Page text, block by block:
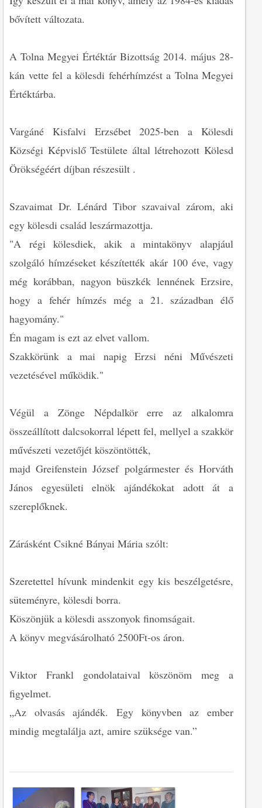
bővített változata.
A Tolna Megyei Értéktár Bizottság 2014. május 28-
kán vette fel a kölesdi fehérhímzést a Tolna Megyei
Értéktárba.
Vargáné Kisfalvi Erzsébet 2025-ben a Kölesdi
Községi Képvislő Testülete által létrehozott Kölesd
Örökségéért díjban részesült .
Szavaimat Dr. Lénárd Tibor szavaival zárom, aki
egy kölesdi család leszármazottja.
"A régi kölesdiek, akik a mintakönyv alapjául
szolgáló hímzéseket készítették akár 100 éve, vagy
még korábban, nagyon büszkék lennének Erzsire,
hogy a fehér hímzés még a 21. században élő
hagyomány."
Én magam is ezt az elvet vallom.
Szakkörünk a mai napig Erzsi néni Művészeti
vezetésével működik."
Végül a Zönge Népdalkör erre az alkalomra
összeállított dalcsokorral lépett fel, mellyel a szakkör
művészeti vezetőjét köszöntötték,
majd Greifenstein József polgármester és Horváth
János egyesületi elnök ajándékokat adott át a
szereplőknek.
Zárásként Csikné Bányai Mária szólt:
Szeretettel hívunk mindenkit egy kis beszélgetésre,
süteményre, kölesdi borra.
Köszönjük a kölesdi asszonyok finomságait.
A könyv megvásárolható 2500Ft-os áron.
Viktor Frankl gondolataival köszönöm meg a
figyelmet.
„Az olvasás ajándék. Egy könyvben az ember
mindig megtalálja azt, amire szüksége van.”